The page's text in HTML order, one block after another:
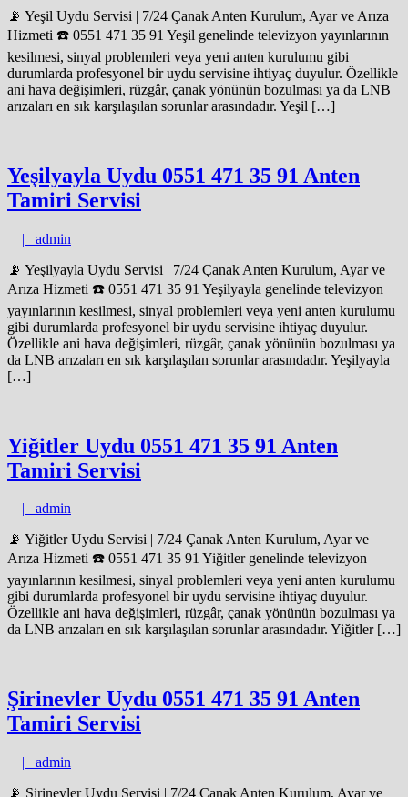
📡 Yeşil Uydu Servisi | 7/24 Çanak Anten Kurulum, Ayar ve Arıza
Hizmeti ☎️ 0551 471 35 91 Yeşil genelinde televizyon yayınlarının
kesilmesi, sinyal problemleri veya yeni anten kurulumu gibi
durumlarda profesyonel bir uydu servisine ihtiyaç duyulur. Özellikle
ani hava değişimleri, rüzgâr, çanak yönünün bozulması ya da LNB
arızaları en sık karşılaşılan sorunlar arasındadır. Yeşil […]
Yeşilyayla Uydu 0551 471 35 91 Anten
Tamiri Servisi
| admin
📡 Yeşilyayla Uydu Servisi | 7/24 Çanak Anten Kurulum, Ayar ve
Arıza Hizmeti ☎️ 0551 471 35 91 Yeşilyayla genelinde televizyon
yayınlarının kesilmesi, sinyal problemleri veya yeni anten kurulumu
gibi durumlarda profesyonel bir uydu servisine ihtiyaç duyulur.
Özellikle ani hava değişimleri, rüzgâr, çanak yönünün bozulması ya
da LNB arızaları en sık karşılaşılan sorunlar arasındadır. Yeşilyayla
[…]
Yiğitler Uydu 0551 471 35 91 Anten
Tamiri Servisi
admin
📡 Yiğitler Uydu Servisi | 7/24 Çanak Anten Kurulum, Ayar ve
Arıza Hizmeti ☎️ 0551 471 35 91 Yiğitler genelinde televizyon
yayınlarının kesilmesi, sinyal problemleri veya yeni anten kurulumu
gibi durumlarda profesyonel bir uydu servisine ihtiyaç duyulur.
Özellikle ani hava değişimleri, rüzgâr, çanak yönünün bozulması ya
da LNB arızaları en sık karşılaşılan sorunlar arasındadır. Yiğitler […]
Şirinevler Uydu 0551 471 35 91 Anten
Tamiri Servisi
| admin
📡 Şirinevler Uydu Servisi | 7/24 Çanak Anten Kurulum, Ayar ve